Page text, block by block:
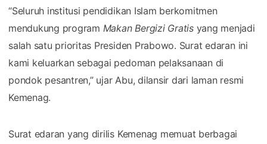
“Seluruh institusi pendidikan Islam berkomitmen
mendukung program Makan Bergizi Gratisyang menjadi
salah satu prioritas Presiden Prabowo. Surat edaran ini
kami keluarkan sebagai pedoman pelaksanaan di
pondok pesantren,” ujar Abu, dilansir dari laman resmi
Kemenag.
Surat edaran yang dirilis Kemenag memuat berbagai